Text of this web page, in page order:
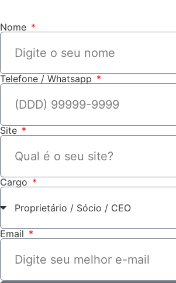
Nome
Telefone / Whatsapp
Site
Cargo
Email